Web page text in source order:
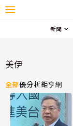
新聞
美伊
全部優分析鉅亨網